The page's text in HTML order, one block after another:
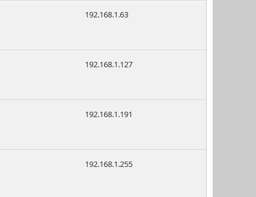
192.168.1.63
192.168.1.127
192.168.1.191
192.168.1.255